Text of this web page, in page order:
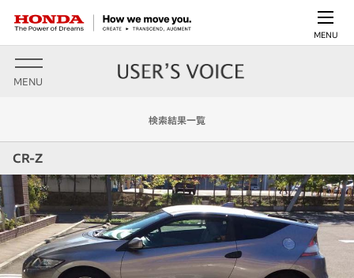
MENU
MENU
検索結果一覧
CR-Z